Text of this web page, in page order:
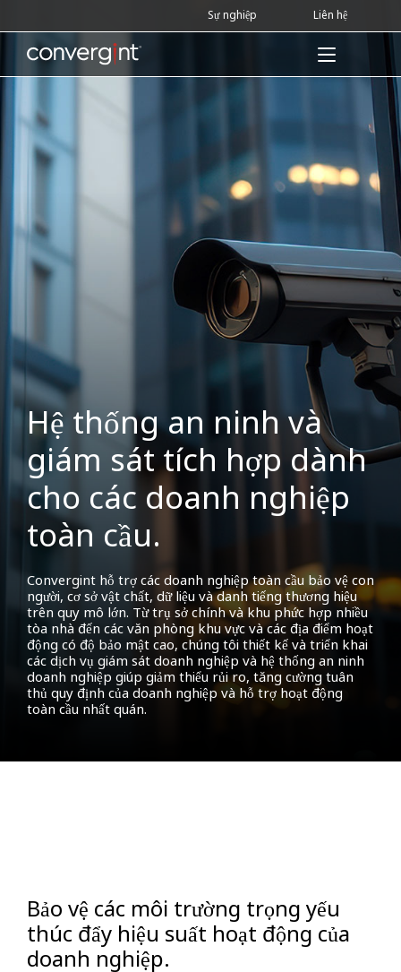
to
content
Sự nghiệp Liên hệ
Home
Hệ thống an ninh và
giám sát tích hợp dành
cho các doanh nghiệp
toàn cầu.
Convergint hỗ trợ các doanh nghiệp toàn cầu bảo vệ con
người, cơ sở vật chất, dữ liệu và danh tiếng thương hiệu
trên quy mô lớn. Từ trụ sở chính và khu phức hợp nhiều
tòa nhà đến các văn phòng khu vực và các địa điểm hoạt
động có độ bảo mật cao, chúng tôi thiết kế và triển khai
các dịch vụ giám sát doanh nghiệp và hệ thống an ninh
doanh nghiệp giúp giảm thiểu rủi ro, tăng cường tuân
thủ quy định của doanh nghiệp và hỗ trợ hoạt động
toàn cầu nhất quán.
Bảo vệ các môi trường trọng yếu
thúc đẩy hiệu suất hoạt động của
doanh nghiệp.